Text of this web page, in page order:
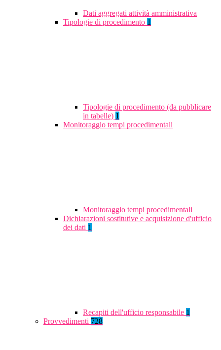
Dati aggregati attività amministrativa
Tipologie di procedimento 1
Tipologie di procedimento (da pubblicare
in tabelle) 1
Monitoraggio tempi procedimentali
Monitoraggio tempi procedimentali
Dichiarazioni sostitutive e acquisizione d'ufficio
dei dati 1
Recapiti dell'ufficio responsabile 1
Provvedimenti 728